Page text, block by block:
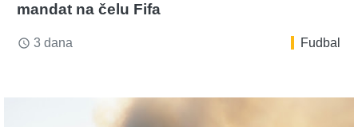
mandat na čelu Fifa
access_time 3 dana Fudbal